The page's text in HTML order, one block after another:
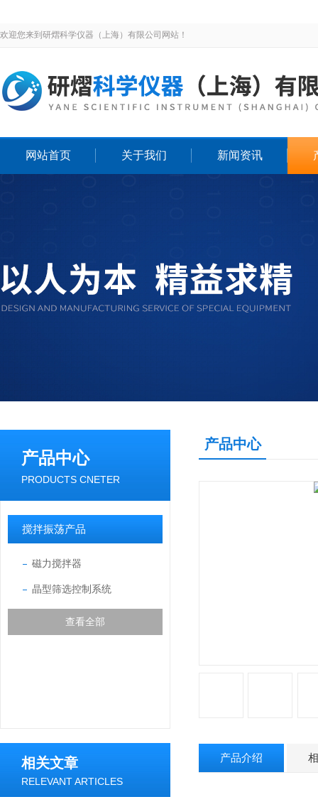
欢迎您来到研熠科学仪器（上海）有限公司网站！
网站首页 关于我们 新闻资讯
产品中心
PRODUCTS CNETER
搅拌振荡产品
磁力搅拌器
晶型筛选控制系统
查看全部
相关文章
RELEVANT ARTICLES
产品中心
产品介绍